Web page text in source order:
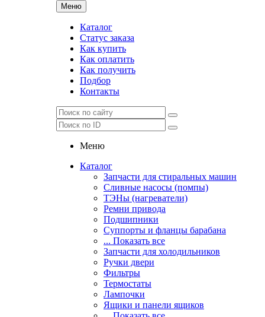
Меню
Каталог
Статус заказа
Как купить
Как оплатить
Как получить
Подбор
Контакты
Меню
Каталог
Запчасти для стиральных машин
Сливные насосы (помпы)
ТЭНы (нагреватели)
Ремни привода
Подшипники
Суппорты и фланцы барабана
... Показать все
Запчасти для холодильников
Ручки двери
Фильтры
Термостаты
Лампочки
Ящики и панели ящиков